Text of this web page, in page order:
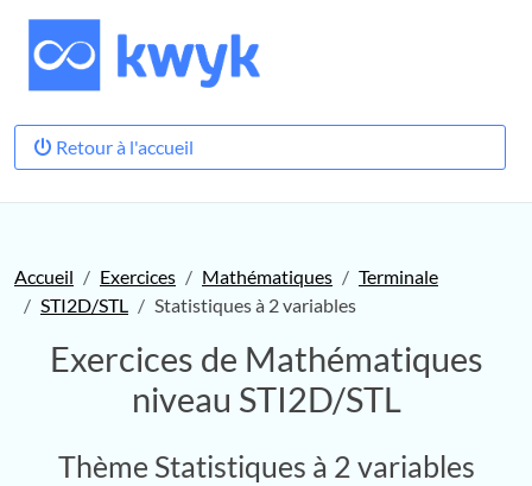
Retour à l'accueil
Accueil Exercices Mathématiques
Terminale
STI2D/STL
Statistiques à 2 variables
Exercices de Mathématiques
niveau STI2D/STL
Thème Statistiques à 2 variables